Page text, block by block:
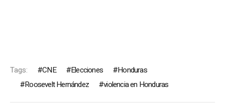
Tags: CNE Elecciones
Honduras
Roosevelt Hernández
violencia en Honduras